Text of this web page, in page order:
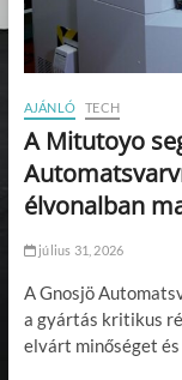
AJÁNLÓ TECH
A Mitutoyo
élvonalban
július 31, 2026
A Gnosjö
a gyártás kritikus
elvárt minőséget